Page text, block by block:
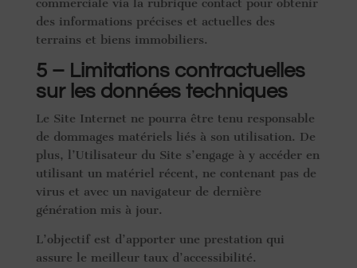
commerciale via la rubrique contact pour obtenir
des informations précises et actuelles des
terrains et biens immobiliers.
5 – Limitations contractuelles
sur les données techniques
Le Site Internet ne pourra être tenu responsable
de dommages matériels liés à son utilisation. De
plus, l’Utilisateur du Site s’engage à y accéder en
utilisant un matériel récent, ne contenant pas de
virus et avec un navigateur de dernière
génération mis à jour.
L’objectif est d’apporter une prestation qui
assure le meilleur taux d’accessibilité.